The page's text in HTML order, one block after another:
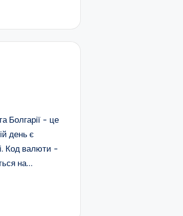
Болгарії - це
день є
Код валюти -
на…